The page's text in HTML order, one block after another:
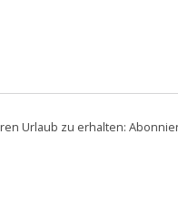
Urlaub zu erhalten: